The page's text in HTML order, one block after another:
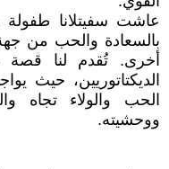
عاشت سفيتلانا طفولة
بالسعادة والحب من
أخرى. تُقدم لنا قصة
الديكتاتوريين، حيث
الحب والولاء تجاه
ووحشيته.